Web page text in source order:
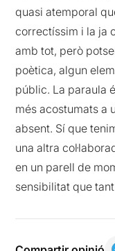
quasi atemporal
correctíssim i la ja
amb tot, però
poètica, algun
públic. La paraula
més acostumats a
absent. Sí que
una altra
en un parell de
sensibilitat que